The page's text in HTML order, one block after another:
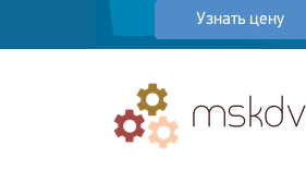
Узнать цену